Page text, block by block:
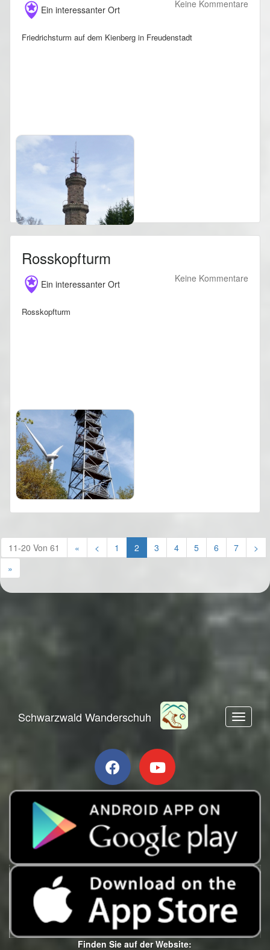
Ein interessanter Ort
Keine Kommentare
Friedrichsturm auf dem Kienberg in Freudenstadt
Rosskopfturm
Ein interessanter Ort
Keine Kommentare
Rosskopfturm
11-20 Von 61 « < 1 2 (current)
3 4 5 6 7
>
»
Toggle
Schwarzwald Wanderschuh
Finden Sie auf der Website: